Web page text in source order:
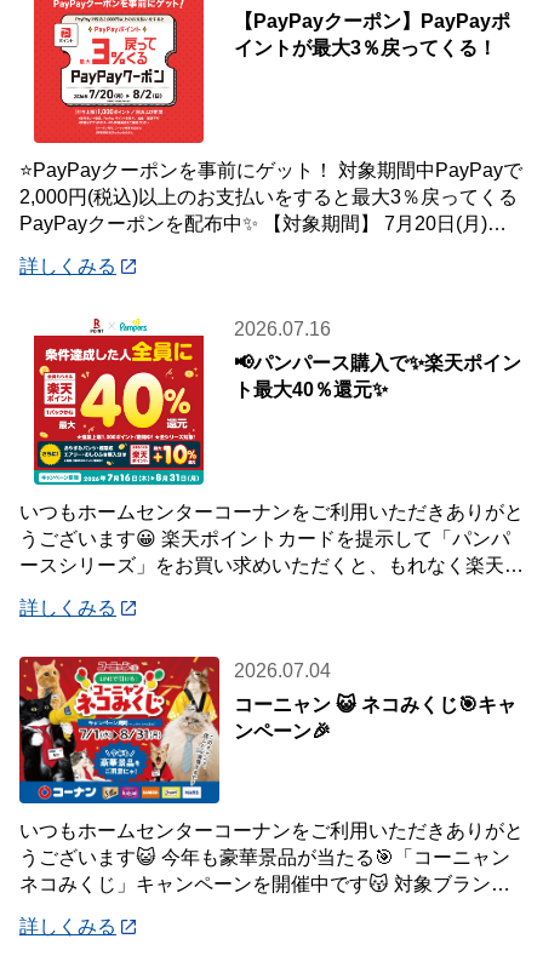
【PayPayクーポン】PayPayポ
イントが最大3％戻ってくる！
⭐PayPayクーポンを事前にゲット！ 対象期間中PayPayで
2,000円(税込)以上のお支払いをすると最大3％戻ってくる
PayPayクーポンを配布中✨ 【対象期間】 7月20日(月)～8
詳しくみる
2026.07.16
📢パンパース購入で✨楽天ポイン
ト最大40％還元✨
いつもホームセンターコーナンをご利用いただきありがと
うございます😀 楽天ポイントカードを提示して「パンパ
ースシリーズ」をお買い求めいただくと、もれなく楽天ポ
詳しくみる
2026.07.04
コーニャン 😺 ネコみくじ🎯キャ
ンペーン🎉
いつもホームセンターコーナンをご利用いただきありがと
うございます😺 今年も豪華景品が当たる🎯「コーニャン
ネコみくじ」キャンペーンを開催中です😽 対象ブランド
詳しくみる